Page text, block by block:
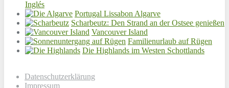
Inglés
Portugal Lissabon Algarve
Scharbeutz: Den Strand an der Ostsee genießen
Vancouver Island
Familienurlaub auf Rügen
Die Highlands im Westen Schottlands
Datenschutzerklärung
Impressum